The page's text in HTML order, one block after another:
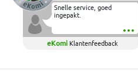
Snelle service, goed
ingepakt.
eKomi Klantenfeedback